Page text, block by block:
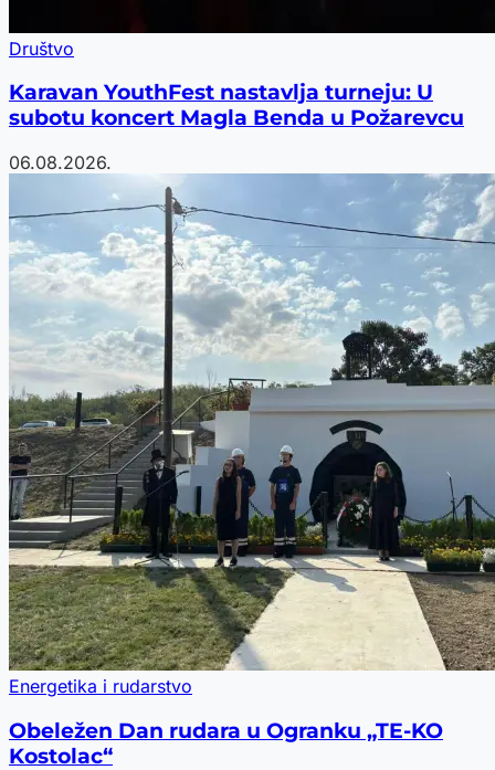
Društvo
Karavan YouthFest nastavlja turneju: U
subotu koncert Magla Benda u Požarevcu
06.08.2026.
Energetika i rudarstvo
Obeležen Dan rudara u Ogranku „TE-KO
Kostolac“